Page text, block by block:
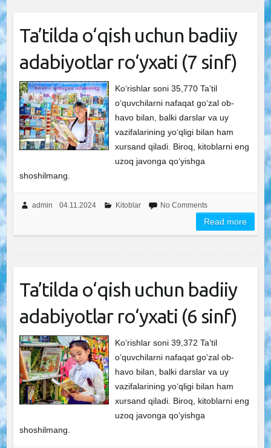
Ta’tilda o‘qish uchun badiiy
adabiyotlar ro‘yxati (7 sinf)
Ko‘rishlar soni 35,770 Ta’til
o‘quvchilarni nafaqat go‘zal ob-
havo bilan, balki darslar va uy
vazifalarining yo‘qligi bilan ham
xursand qiladi. Biroq, kitoblarni eng
uzoq javonga qo‘yishga
shoshilmang.
admin 04.11.2024 Kitoblar No Comments
Read more
Ta’tilda o‘qish uchun badiiy
adabiyotlar ro‘yxati (6 sinf)
Ko‘rishlar soni 39,372 Ta’til
o‘quvchilarni nafaqat go‘zal ob-
havo bilan, balki darslar va uy
vazifalarining yo‘qligi bilan ham
xursand qiladi. Biroq, kitoblarni eng
uzoq javonga qo‘yishga
shoshilmang.